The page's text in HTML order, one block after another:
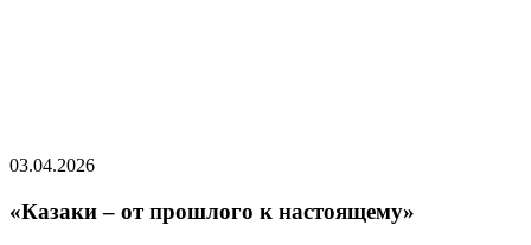
03.04.2026
«Казаки – от прошлого к настоящему»